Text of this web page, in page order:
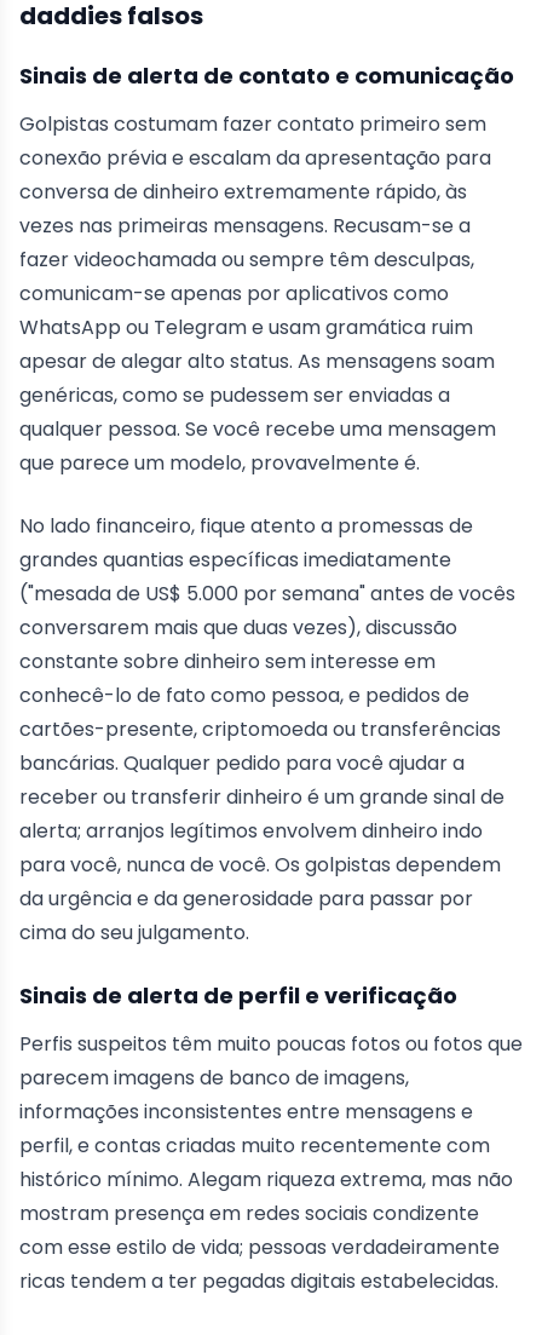
daddies falsos
Sinais de alerta de contato e comunicação
Golpistas costumam fazer contato primeiro sem
conexão prévia e escalam da apresentação para
conversa de dinheiro extremamente rápido, às
vezes nas primeiras mensagens. Recusam-se a
fazer videochamada ou sempre têm desculpas,
comunicam-se apenas por aplicativos como
WhatsApp ou Telegram e usam gramática ruim
apesar de alegar alto status. As mensagens soam
genéricas, como se pudessem ser enviadas a
qualquer pessoa. Se você recebe uma mensagem
que parece um modelo, provavelmente é.
No lado financeiro, fique atento a promessas de
grandes quantias específicas imediatamente
("mesada de US$ 5.000 por semana" antes de vocês
conversarem mais que duas vezes), discussão
constante sobre dinheiro sem interesse em
conhecê-lo de fato como pessoa, e pedidos de
cartões-presente, criptomoeda ou transferências
bancárias. Qualquer pedido para você ajudar a
receber ou transferir dinheiro é um grande sinal de
alerta; arranjos legítimos envolvem dinheiro indo
para você, nunca de você. Os golpistas dependem
da urgência e da generosidade para passar por
cima do seu julgamento.
Sinais de alerta de perfil e verificação
Perfis suspeitos têm muito poucas fotos ou fotos que
parecem imagens de banco de imagens,
informações inconsistentes entre mensagens e
perfil, e contas criadas muito recentemente com
histórico mínimo. Alegam riqueza extrema, mas não
mostram presença em redes sociais condizente
com esse estilo de vida; pessoas verdadeiramente
ricas tendem a ter pegadas digitais estabelecidas.